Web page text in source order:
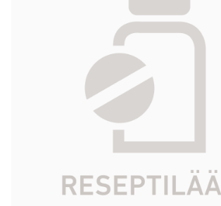
068452
Vaikuttava aine flekainidiasetaatti
5 x 15 ml
Viatris Oy
Tarkista Kela-korvattavuus